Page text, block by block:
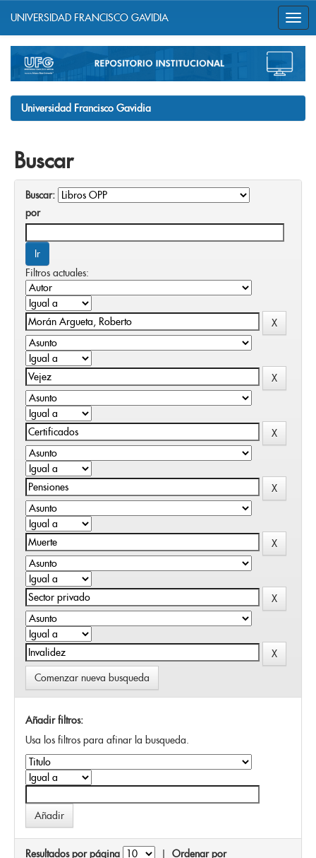
navigation
UNIVERSIDAD FRANCISCO GAVIDIA
Universidad Francisco Gavidia
Buscar
Buscar:
por
Filtros actuales:
Comenzar nueva busqueda
Añadir filtros:
Usa los filtros para afinar la busqueda.
Resultados por página | Ordenar por